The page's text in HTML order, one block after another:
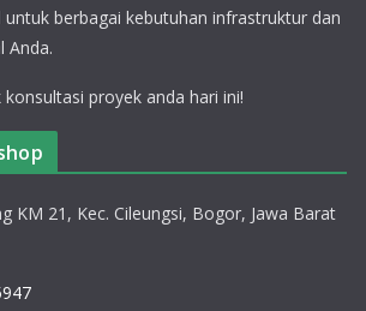
berbagai kebutuhan infrastruktur dan
Anda.
proyek anda hari ini!
KM 21, Kec. Cileungsi, Bogor, Jawa Barat